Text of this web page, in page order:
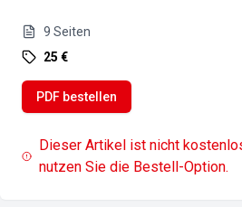
9 Seiten
25 €
PDF bestellen
Dieser Artikel ist nicht
nutzen Sie die Bestell-Option.